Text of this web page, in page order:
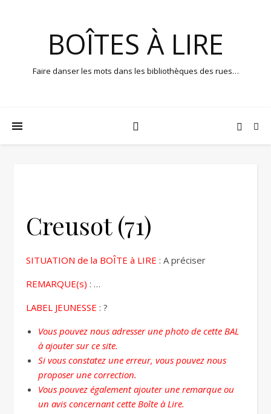
BOÎTES À LIRE
Faire danser les mots dans les bibliothèques des rues…
Creusot (71)
SITUATION de la BOÎTE à LIRE : A préciser
REMARQUE(s) : …
LABEL JEUNESSE : ?
Vous pouvez nous adresser une photo de cette BAL
à ajouter sur ce site.
Si vous constatez une erreur, vous pouvez nous
proposer une correction.
Vous pouvez également ajouter une remarque ou
un avis concernant cette Boîte à Lire.